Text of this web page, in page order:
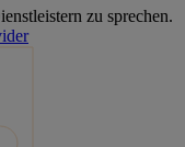
zu sprechen.